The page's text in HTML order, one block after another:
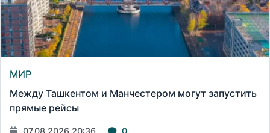
МИР
Между Ташкентом и Манчестером могут запустить
прямые рейсы
07.08.2026 20:36 0